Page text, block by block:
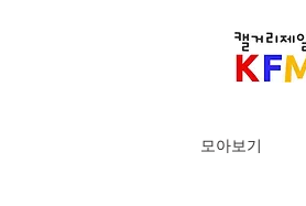
모아보기